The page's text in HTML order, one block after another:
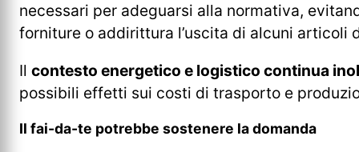
necessari per adeguarsi alla normativa,
forniture o addirittura l’uscita di alcuni articoli
Il contesto energetico e logistico continua
possibili effetti sui costi di trasporto e
Il fai-da-te potrebbe sostenere la domanda